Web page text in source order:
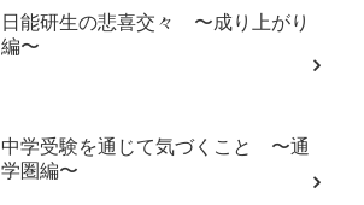
日能研生の悲喜交々 〜成り上がり
編〜
中学受験を通じて気づくこと 〜通
学圏編〜